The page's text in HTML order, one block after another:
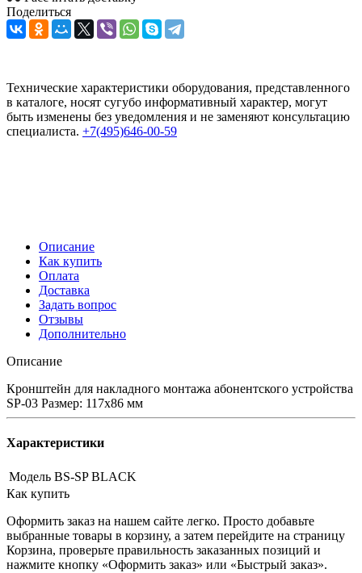
Поделиться
Технические характеристики оборудования, представленного
в каталоге, носят сугубо информативный характер, могут
быть изменены без уведомления и не заменяют консультацию
специалиста. +7(495)646-00-59
Описание
Как купить
Оплата
Доставка
Задать вопрос
Отзывы
Дополнительно
Описание
Кронштейн для накладного монтажа абонентского устройства
SP-03 Размер: 117х86 мм
Характеристики
Модель BS-SP BLACK
Как купить
Оформить заказ на нашем сайте легко. Просто добавьте
выбранные товары в корзину, а затем перейдите на страницу
Корзина, проверьте правильность заказанных позиций и
нажмите кнопку «Оформить заказ» или «Быстрый заказ».